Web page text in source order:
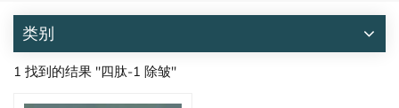
类别
1 找到的结果 "四肽-1 除皱"